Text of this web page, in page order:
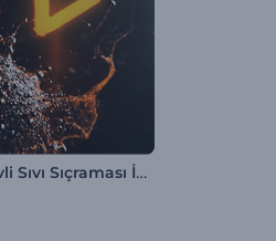
Alevli Sıvı Sıçraması İntro